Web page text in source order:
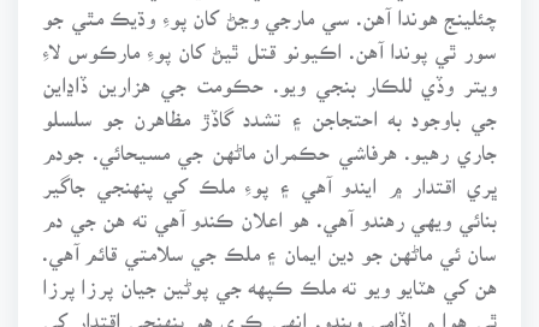
چئلينج هوندا آهن. سي مارجي وڃڻ کان پوءِ وڌيڪ مٿي جو
سور ٿي پوندا آهن. اڪيونو قتل ٿيڻ کان پوءِ مارڪوس لاءِ
ويتر وڏي للڪار بنجي ويو. حڪومت جي هزارين ڏاڍاين
جي باوجود به احتجاجن ۽ تشدد گاڏڙ مظاهرن جو سلسلو
جاري رهيو. هرفاشي حڪمران ماڻهن جي مسيحائي. جودم
ڀري اقتدار ۾ ايندو آهي ۽ پوءِ ملڪ کي پنهنجي جاگير
بنائي ويهي رهندو آهي. هو اعلان ڪندو آهي ته هن جي دم
سان ئي ماڻهن جو دين ايمان ۽ ملڪ جي سلامتي قائم آهي.
هن کي هٽايو ويو ته ملڪ ڪپهه جي پوڻين جيان پرزا پرزا
ٿي هوا ۾ اڏامي ويندو. انهي ڪري هو پنهنجي اقتدار کي